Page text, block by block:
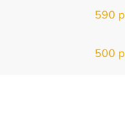
590 р
500 р